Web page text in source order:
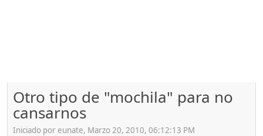
Otro tipo de "mochila" para no
cansarnos
Iniciado por eunate, Marzo 20, 2010, 06:12:13 PM